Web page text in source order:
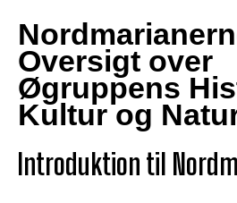
Oversigt over
Øgruppens
Kultur og
Introduktion til